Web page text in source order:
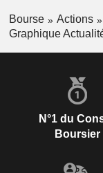
Bourse Actions
Graphique
N°1 du
Boursier